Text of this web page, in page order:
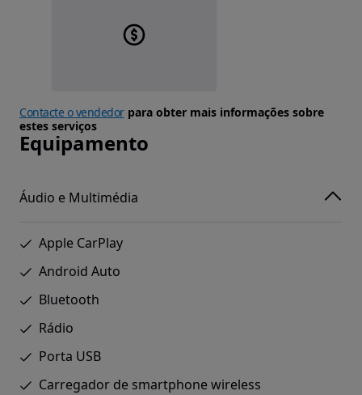
Contacte o vendedorpara obter mais informações sobre
estes serviços
Equipamento
Áudio e Multimédia
Apple CarPlay
Android Auto
Bluetooth
Rádio
Porta USB
Carregador de smartphone wireless